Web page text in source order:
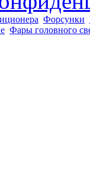
Форсунки
Фары головного